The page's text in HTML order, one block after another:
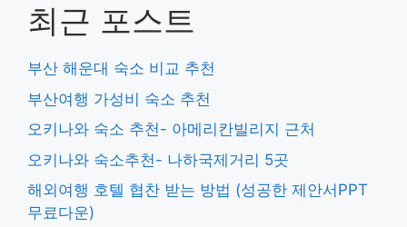
최근 포스트
부산 해운대 숙소 비교 추천
부산여행 가성비 숙소 추천
오키나와 숙소 추천- 아메리칸빌리지 근처
오키나와 숙소추천- 나하국제거리 5곳
해외여행 호텔 협찬 받는 방법 (성공한 제안서PPT
무료다운)